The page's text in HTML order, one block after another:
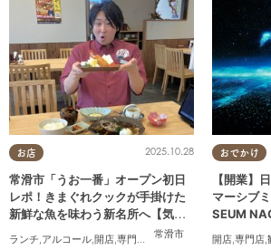
お店
常滑市
2025.10.28
常滑市「うお一番」オープン初日
レポ！きまぐれクックが手掛けた
新鮮な魚を味わう新名所へ【気に
ランチ アルコール 開店 専門店 気になるリサーチ, 家族,お
おでかけ
【開業】
マーシブ
SEUM
アムナゴ
開店 専門店